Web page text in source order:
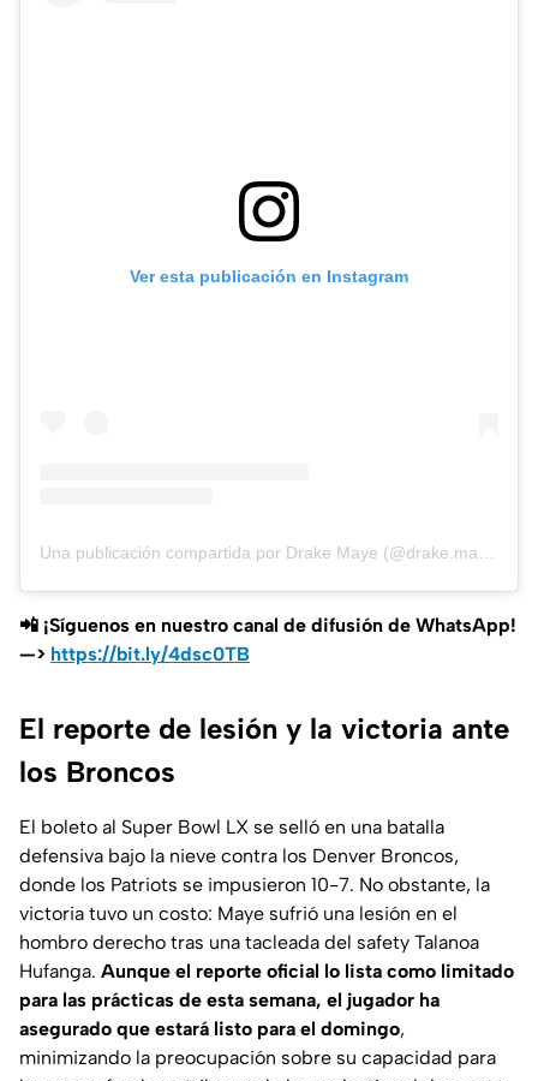
Ver esta publicación en Instagram
Una publicación compartida por Drake Maye (@drake.maye)
📲 ¡Síguenos en nuestro canal de difusión de WhatsApp!
—> https://bit.ly/4dsc0TB
El reporte de lesión y la victoria ante
los Broncos
El boleto al Super Bowl LX se selló en una batalla
defensiva bajo la nieve contra los Denver Broncos,
donde los Patriots se impusieron 10-7. No obstante, la
victoria tuvo un costo: Maye sufrió una lesión en el
hombro derecho tras una tacleada del safety Talanoa
Hufanga. Aunque el reporte oficial lo lista como limitado
para las prácticas de esta semana, el jugador ha
asegurado que estará listo para el domingo,
minimizando la preocupación sobre su capacidad para